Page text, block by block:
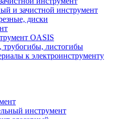
и зачистной инструмент
диски
OASIS
листогибы
к электроинструменту
инструмент